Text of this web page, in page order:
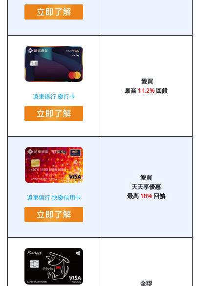
遠東銀行 樂行卡
愛買
最高 11.2% 回饋
遠東銀行 快樂信用卡
愛買
天天享優惠
最高 10% 回饋
全聯